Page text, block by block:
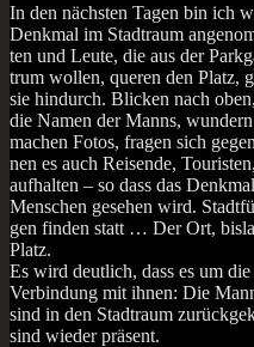
In den nächs­ten Tagen bin ich
Denk­mal im Stadt­raum
ten und Leu­te, die aus der
trum wol­len, que­ren den Platz,
sie hin­durch. Bli­cken nach
die Namen der Manns,
machen Fotos, fra­gen sich
nen es auch Rei­sen­de,
auf­hal­ten – so dass das
Men­schen gese­hen wird.
gen fin­den statt … Der Ort,
Platz.
Es wird deut­lich, dass es um
Ver­bin­dung mit ihnen: Die
sind in den Stadt­raum
sind wie­der präsent.